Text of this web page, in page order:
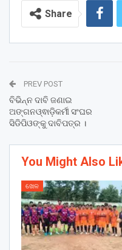
Share
PREV POST
ବିଭିନ୍ନ ଦାବି ଜଣାଇ
ଅଙ୍ଗନଓ୍ଵାଡ଼ିକର୍ମୀ ସଂଘର
ସିଡିପିଓଙ୍କୁ ଦାବିପତ୍ର ।
You Might Also
ଖେଳ